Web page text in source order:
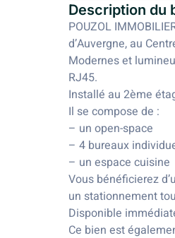
Description du
POUZOL
d’Auvergne, au
Modernes et
RJ45.
Installé au 2ème
Il se compose de :
– un open-space
– 4 bureaux
– un espace cuisine
Vous bénéficierez
un stationnement
Disponible
Ce bien est